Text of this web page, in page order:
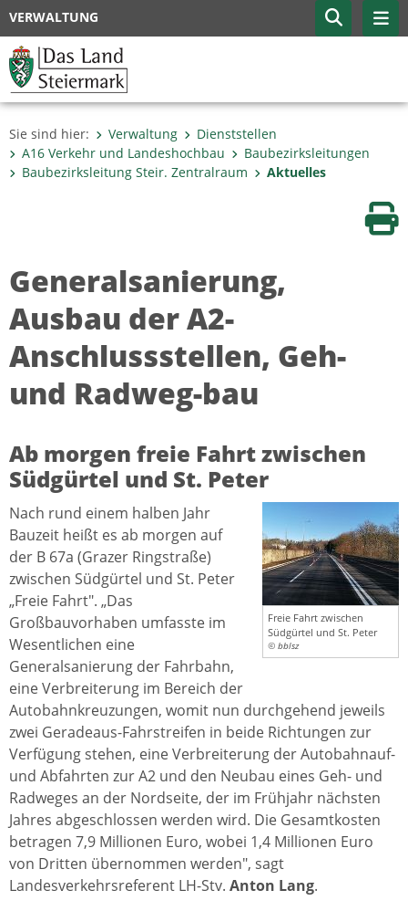
VERWALTUNG
Sie sind hier: Verwaltung
Dienststellen
A16 Verkehr und Landeshochbau
Baubezirksleitungen
Baubezirksleitung Steir. Zentralraum
Aktuelles
Generalsanierung,
Ausbau der A2-
Anschlussstellen, Geh-
und Radweg-bau
Ab morgen freie Fahrt zwischen
Südgürtel und St. Peter
Freie Fahrt zwischen
Südgürtel und St. Peter
© bblsz
Nach rund einem halben Jahr
Bauzeit heißt es ab morgen auf
der B 67a (Grazer Ringstraße)
zwischen Südgürtel und St. Peter
„Freie Fahrt". „Das
Großbauvorhaben umfasste im
Wesentlichen eine
Generalsanierung der Fahrbahn,
eine Verbreiterung im Bereich der
Autobahnkreuzungen, womit nun durchgehend jeweils
zwei Geradeaus-Fahrstreifen in beide Richtungen zur
Verfügung stehen, eine Verbreiterung der Autobahnauf-
und Abfahrten zur A2 und den Neubau eines Geh- und
Radweges an der Nordseite, der im Frühjahr nächsten
Jahres abgeschlossen werden wird. Die Gesamtkosten
betragen 7,9 Millionen Euro, wobei 1,4 Millionen Euro
von Dritten übernommen werden", sagt
Landesverkehrsreferent LH-Stv. Anton Lang.